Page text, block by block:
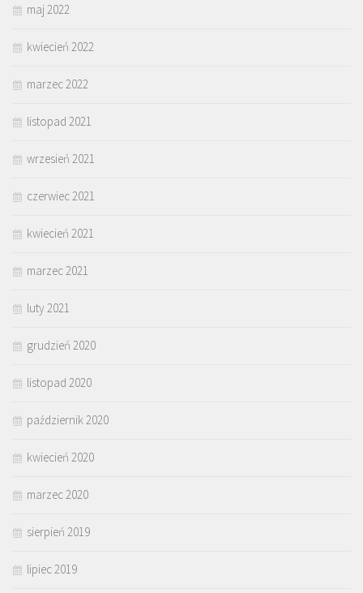
maj 2022
kwiecień 2022
marzec 2022
listopad 2021
wrzesień 2021
czerwiec 2021
kwiecień 2021
marzec 2021
luty 2021
grudzień 2020
listopad 2020
październik 2020
kwiecień 2020
marzec 2020
sierpień 2019
lipiec 2019